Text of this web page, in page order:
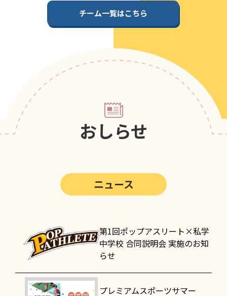
ポップアスリートカップ
ポップアスリートカップ
チーム一覧はこちら
おしらせ
ニュース
第1回ポップアスリート×私学
中学校 合同説明会 実施のお知
らせ
プレミアムスポーツサマー